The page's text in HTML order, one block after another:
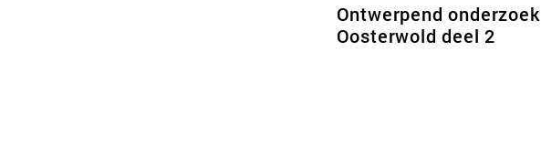
Ontwerpend onderzoek
Oosterwold deel 2